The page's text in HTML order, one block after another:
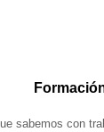
sabemos con